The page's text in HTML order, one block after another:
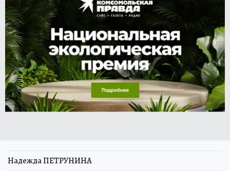
Надежда ПЕТРУНИНА